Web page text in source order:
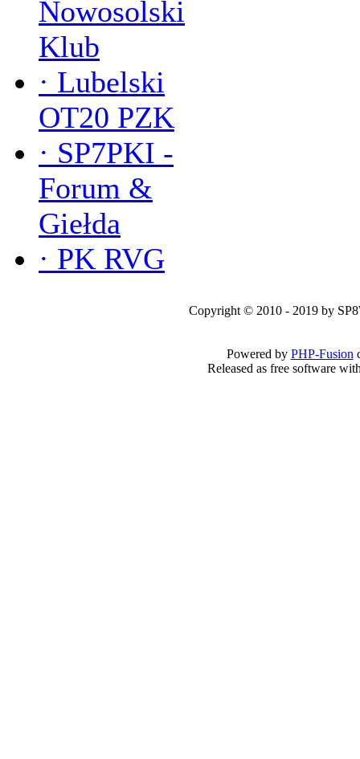
Nowosolski
Klub
· Lubelski
OT20 PZK
· SP7PKI -
Forum &
Giełda
· PK RVG
Copyright © 2010 - 2019 by
Powered by PHP-Fusion
Released as free software